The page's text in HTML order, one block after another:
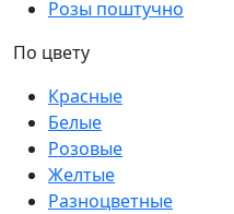
Розы поштучно
По цвету
Красные
Белые
Розовые
Желтые
Разноцветные